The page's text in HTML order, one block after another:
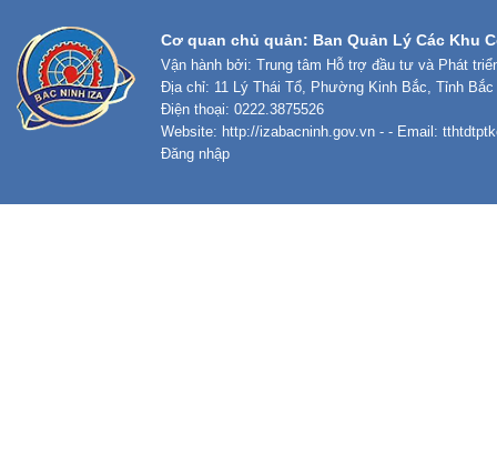
Cơ quan chủ quản: Ban Quản Lý Các Khu
Vận hành bởi: Trung tâm Hỗ trợ đầu tư và Phát
Địa chỉ: 11 Lý Thái Tổ, Phường Kinh Bắc, Tỉnh Bắc
Điện thoại: 0222.3875526
Website: http://izabacninh.gov.vn - - Email:
Đăng nhập